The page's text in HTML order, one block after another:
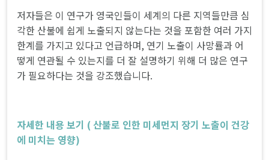
저자들은 이 연구가 영국인들이 세계의 다른 지역들만큼 심
각한 산불에 쉽게 노출되지 않는다는 것을 포함한 여러 가지
한계를 가지고 있다고 언급하며, 연기 노출이 사망률과 어
떻게 연관될 수 있는지를 더 잘 설명하기 위해 더 많은 연구
가 필요하다는 것을 강조했습니다.
자세한 내용 보기 ( 산불로 인한 미세먼지 장기 노출이 건강
에 미치는 영향)